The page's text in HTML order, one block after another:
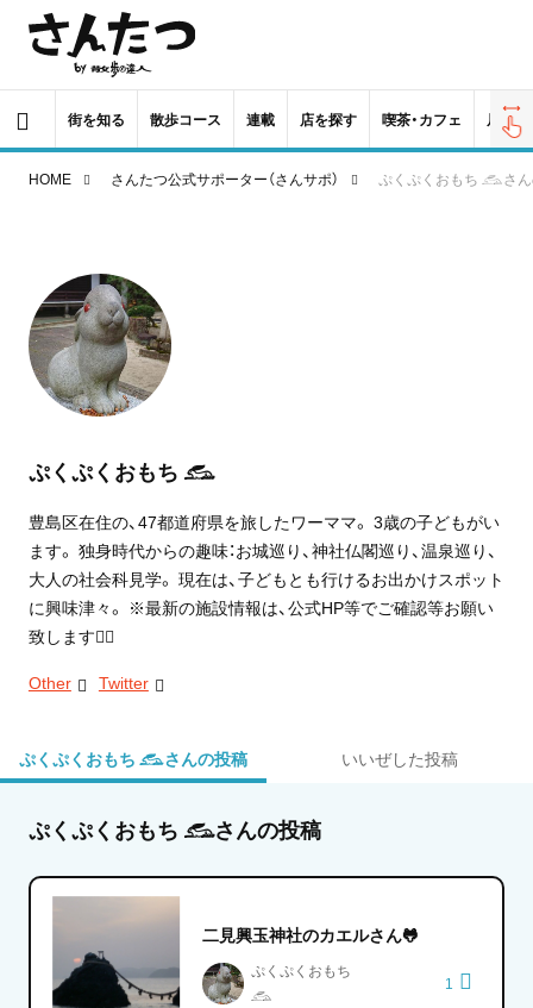
街を知る 散歩コース 連載 店を探す 喫茶・カフェ 居酒屋
HOME さんたつ公式サポーター（さんサポ） ぷくぷくおもち 𓃹さん
ぷくぷくおもち 𓃹
豊島区在住の、47都道府県を旅したワーママ。 3歳の子どもがい
ます。 独身時代からの趣味：お城巡り、神社仏閣巡り、温泉巡り、
大人の社会科見学。 現在は、子どもとも行けるお出かけスポット
に興味津々。 ※最新の施設情報は、公式HP等でご確認等お願い
致します🙇‍♀
Other
Twitter
ぷくぷくおもち 𓃹さんの投稿 いいぜした投稿
ぷくぷくおもち 𓃹さんの投稿
二見興玉神社のカエルさん🐸
ぷくぷくおもち
𓃹
1